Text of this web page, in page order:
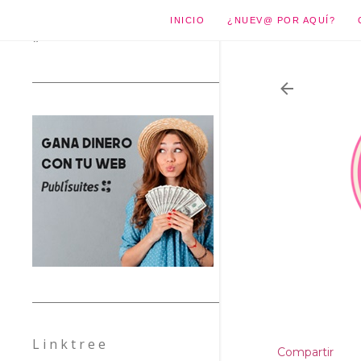
INICIO ¿NUEV@ POR AQUÍ?
Compartir
*
L i n k t r e e